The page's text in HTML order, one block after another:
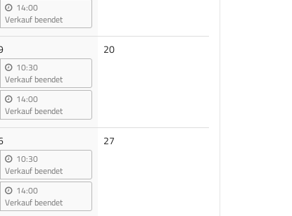
14:00
Verkauf beendet
10:30
Verkauf beendet
14:00
Verkauf beendet
20Keine
10:30
Verkauf beendet
14:00
Verkauf beendet
27